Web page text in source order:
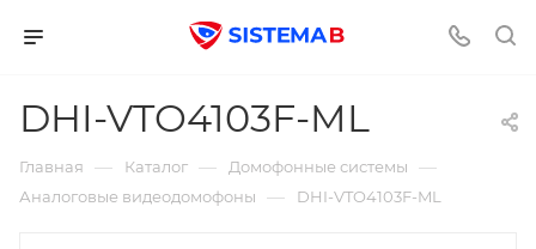
DHI-VTO4103F-ML
Главная — Каталог — Домофонные системы —
Аналоговые видеодомофоны — DHI-VTO4103F-ML